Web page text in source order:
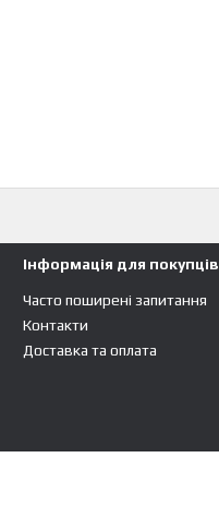
Інформація для покупців
Часто поширені запитання
Контакти
Доставка та оплата